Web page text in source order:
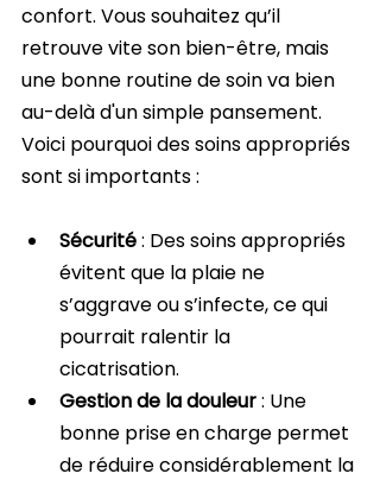
confort. Vous souhaitez qu’il
retrouve vite son bien-être, mais
une bonne routine de soin va bien
au-delà d'un simple pansement.
Voici pourquoi des soins appropriés
sont si importants :
Sécurité : Des soins appropriés
évitent que la plaie ne
s’aggrave ou s’infecte, ce qui
pourrait ralentir la
cicatrisation.
Gestion de la douleur : Une
bonne prise en charge permet
de réduire considérablement la